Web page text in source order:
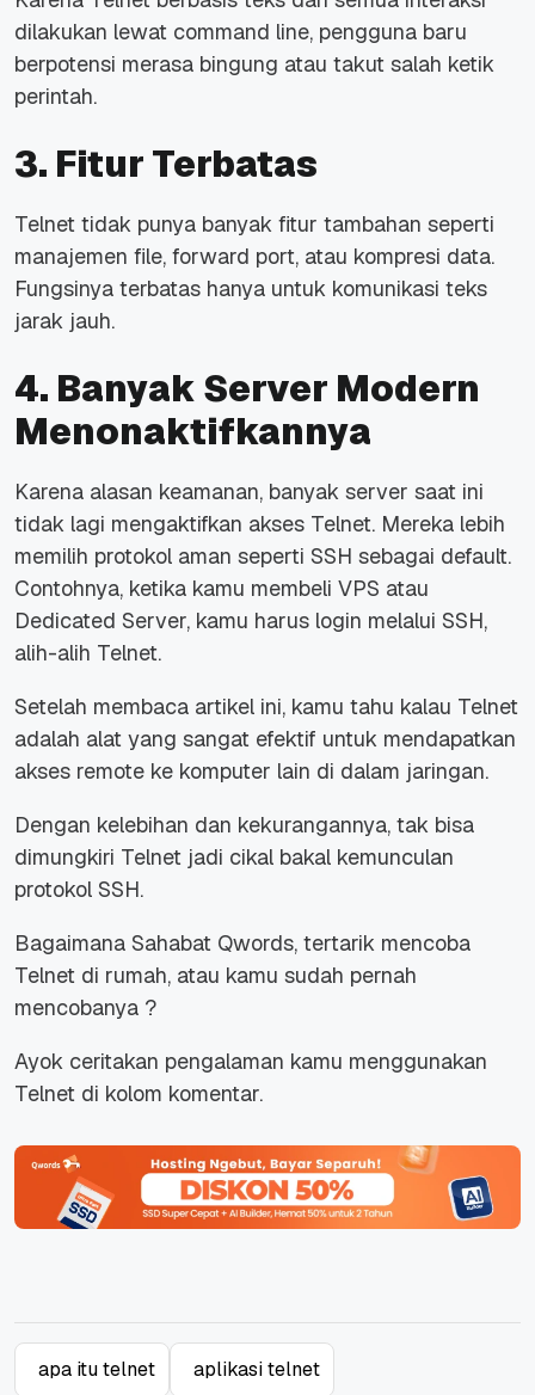
dilakukan lewat command line, pengguna baru
berpotensi merasa bingung atau takut salah ketik
perintah.
3. Fitur Terbatas
Telnet tidak punya banyak fitur tambahan seperti
manajemen file, forward port, atau kompresi data.
Fungsinya terbatas hanya untuk komunikasi teks
jarak jauh.
4. Banyak Server Modern
Menonaktifkannya
Karena alasan keamanan, banyak server saat ini
tidak lagi mengaktifkan akses Telnet. Mereka lebih
memilih protokol aman seperti SSH sebagai default.
Contohnya, ketika kamu membeli VPS atau
Dedicated Server, kamu harus login melalui SSH,
alih-alih Telnet.
Setelah membaca artikel ini, kamu tahu kalau Telnet
adalah alat yang sangat efektif untuk mendapatkan
akses remote ke komputer lain di dalam jaringan.
Dengan kelebihan dan kekurangannya, tak bisa
dimungkiri Telnet jadi cikal bakal kemunculan
protokol SSH.
Bagaimana Sahabat Qwords, tertarik mencoba
Telnet di rumah, atau kamu sudah pernah
mencobanya ?
Ayok ceritakan pengalaman kamu menggunakan
Telnet di kolom komentar.
apa itu telnet aplikasi telnet